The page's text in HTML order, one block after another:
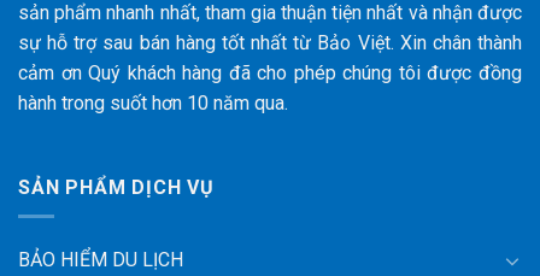
sản phẩm nhanh nhất, tham gia thuận tiện nhất và nhận được
sự hỗ trợ sau bán hàng tốt nhất từ Bảo Việt. Xin chân thành
cảm ơn Quý khách hàng đã cho phép chúng tôi được đồng
hành trong suốt hơn 10 năm qua.
SẢN PHẨM DỊCH VỤ
BẢO HIỂM DU LỊCH